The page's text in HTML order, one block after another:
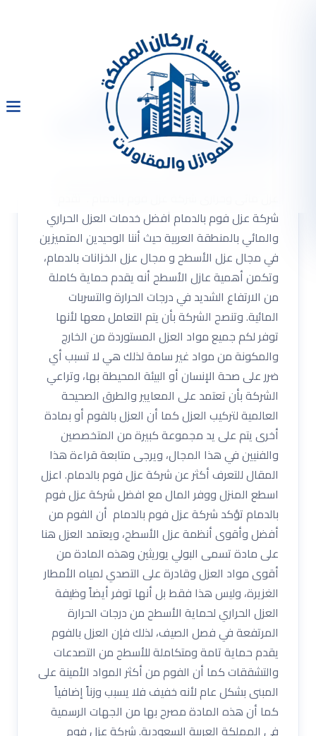
شركة عزل فوم بالدمام
0533334179 عزل اسطح عزل
مائى وحرارى
شركة عزل فوم بالدمام أفضل خدمات العزل الحراري
والمائي بالمنطقة العربية حيث أننا الوحيدين المتميزين
في مجال عزل الأسطح و مجال عزل الخزانات بالدمام،
وتكمن أهمية عازل الأسطح أنه يقدم حماية كاملة
من الارتفاع الشديد في درجات الحرارة والتسربات
المائية. وتنصح الشركة بأن يتم التعامل معها لأنها
توفر لكم جميع مواد العزل المستوردة من الخارج
والمكونة من مواد غير سامة لذلك هي لا تسبب أي
ضرر على صحة الإنسان أو البيئة المحيطة بها، وتراعي
الشركة بأن تعتمد على المعايير والطرق الصحيحة
العالمية لتركيب العزل كما أن العزل بالفوم أو بمادة
أخرى يتم على يد مجموعة كبيرة من المتخصصين
والفنيين في هذا المجال، ويرجى متابعة قراءة هذا
المقال للتعرف أكثر عن شركة عزل فوم بالدمام. اعزل
اسطع المنزل ووفر المال مع افضل شركة عزل فوم
بالدمام تؤكد شركة عزل فوم بالدمام أن الفوم من
أفضل وأقوى أنظمة عزل الأسطح، ويعتمد العزل هنا
على مادة تسمى البولي يوريثين وهذه المادة من
أقوى مواد العزل وقادرة على التصدي لمياه الأمطار
الغزيرة، وليس هذا فقط بل أنها توفر أيضاً وظيفة
العزل الحراري لحماية الأسطح من درجات الحرارة
المرتفعة في فصل الصيف، لذلك فإن العزل بالفوم
يقدم حماية تامة ومتكاملة للأسطح من التصدعات
والتشققات كما أن الفوم من أكثر المواد الأمينة على
المبنى بشكل عام لأنه خفيف فلا يسبب وزناً إضافياً
كما أن هذه المادة مصرح بها من الجهات الرسمية
في المملكة العربية السعودية. شركة عزل فوم